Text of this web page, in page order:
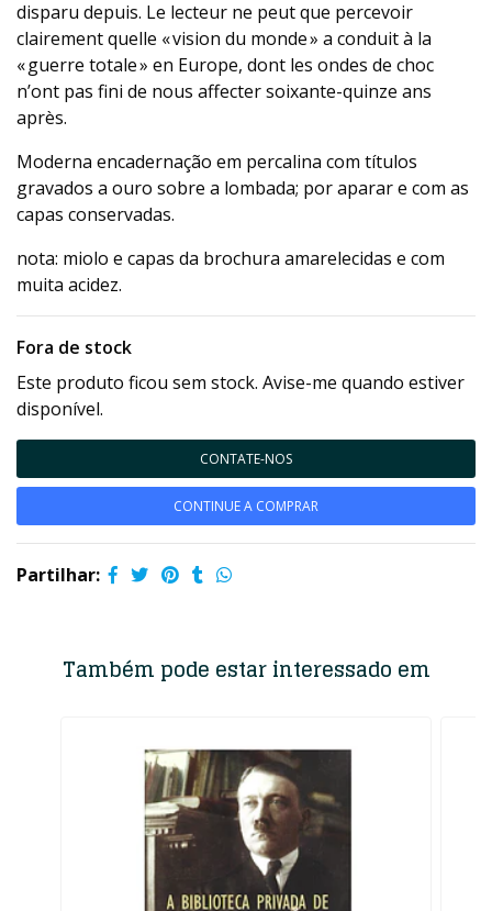
disparu depuis. Le lecteur ne peut que percevoir
clairement quelle « vision du monde » a conduit à la
« guerre totale » en Europe, dont les ondes de choc
n’ont pas fini de nous affecter soixante-quinze ans
après.
Moderna encadernação em percalina com títulos
gravados a ouro sobre a lombada; por aparar e com as
capas conservadas.
nota: miolo e capas da brochura amarelecidas e com
muita acidez.
Fora de stock
Este produto ficou sem stock. Avise-me quando estiver
disponível.
CONTATE-NOS
CONTINUE A COMPRAR
Partilhar:
Também pode estar interessado em